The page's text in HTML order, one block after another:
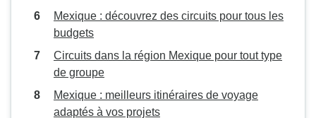
Mexique : découvrez des circuits pour tous les
budgets
Circuits dans la région Mexique pour tout type
de groupe
Mexique : meilleurs itinéraires de voyage
adaptés à vos projets